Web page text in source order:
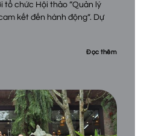
tổ chức Hội thảo “Quản lý
kết đến hành động”. Dự
Đọc thêm